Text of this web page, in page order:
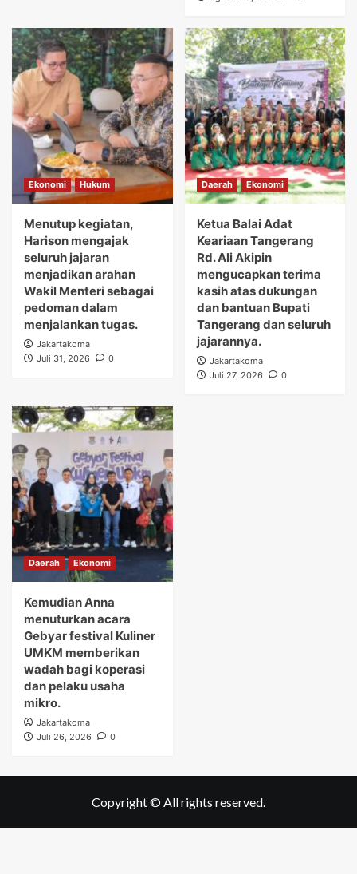
Ekonomi Hukum
Menutup kegiatan,
Harison mengajak
seluruh jajaran
menjadikan arahan
Wakil Menteri sebagai
pedoman dalam
menjalankan tugas.
Jakartakoma
Juli 31, 2026
0
Daerah Ekonomi
Ketua Balai Adat
Keariaan Tangerang
Rd. Ali Akipin
mengucapkan terima
kasih atas dukungan
dan bantuan Bupati
Tangerang dan seluruh
jajarannya.
Jakartakoma
Juli 27, 2026
0
Daerah Ekonomi
Kemudian Anna
menuturkan acara
Gebyar festival Kuliner
UMKM memberikan
wadah bagi koperasi
dan pelaku usaha
mikro.
Jakartakoma
Juli 26, 2026
0
Copyright © All rights reserved.